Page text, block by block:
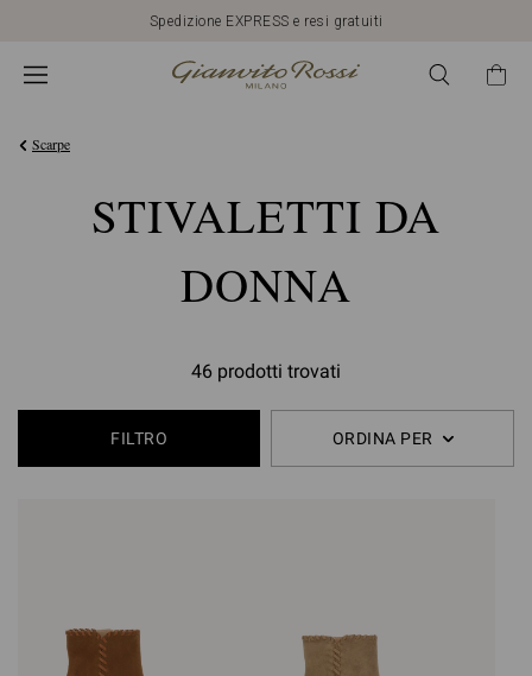
Spedizione EXPRESS e resi gratuiti
Scarpe
STIVALETTI DA
DONNA
46 prodotti trovati
FILTRO ORDINA PER